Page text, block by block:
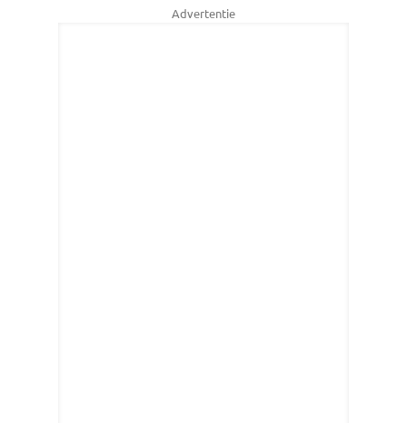
Advertentie